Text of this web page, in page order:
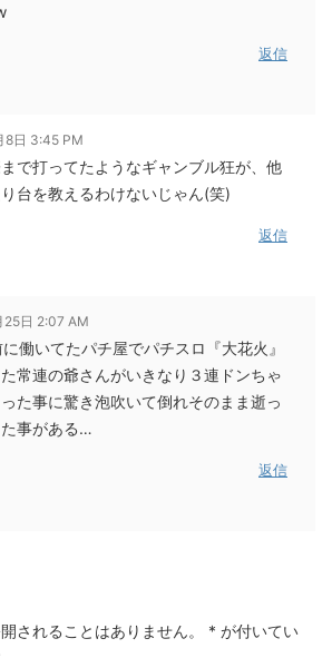
返信
8日 3:45 PM
で打ってたようなギャンブル狂が、他
台を教えるわけないじゃん(笑)
返信
25日 2:07 AM
働いてたパチ屋でパチスロ『大花火』
常連の爺さんがいきなり３連ドンちゃ
た事に驚き泡吹いて倒れそのまま逝っ
事がある…
返信
されることはありません。 * が付いてい